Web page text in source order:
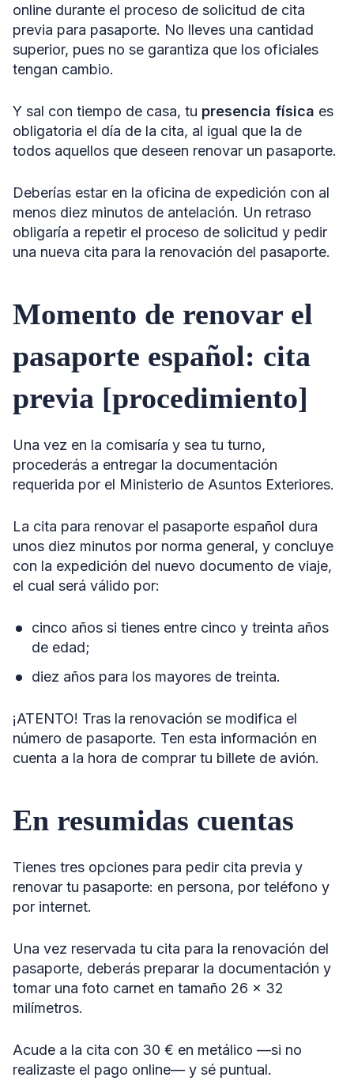
online durante el proceso de solicitud de cita
previa para pasaporte. No lleves una cantidad
superior, pues no se garantiza que los oficiales
tengan cambio.
Y sal con tiempo de casa, tu presencia física es
obligatoria el día de la cita, al igual que la de
todos aquellos que deseen renovar un pasaporte.
Deberías estar en la oficina de expedición con al
menos diez minutos de antelación. Un retraso
obligaría a repetir el proceso de solicitud y pedir
una nueva cita para la renovación del pasaporte.
Momento de renovar el
pasaporte español: cita
previa [procedimiento]
Una vez en la comisaría y sea tu turno,
procederás a entregar la documentación
requerida por el Ministerio de Asuntos Exteriores.
La cita para renovar el pasaporte español dura
unos diez minutos por norma general, y concluye
con la expedición del nuevo documento de viaje,
el cual será válido por:
cinco años si tienes entre cinco y treinta años
de edad;
diez años para los mayores de treinta.
¡ATENTO! Tras la renovación se modifica el
número de pasaporte. Ten esta información en
cuenta a la hora de comprar tu billete de avión.
En resumidas cuentas
Tienes tres opciones para pedir cita previa y
renovar tu pasaporte: en persona, por teléfono y
por internet.
Una vez reservada tu cita para la renovación del
pasaporte, deberás preparar la documentación y
tomar una foto carnet en tamaño 26 x 32
milímetros.
Acude a la cita con 30 € en metálico —si no
realizaste el pago online— y sé puntual.